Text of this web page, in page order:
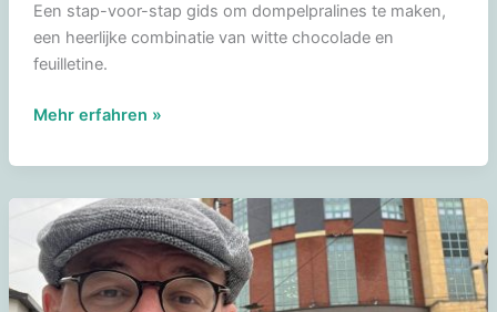
Een stap-voor-stap gids om dompelpralines te maken,
een heerlijke combinatie van witte chocolade en
feuilletine.
Dompelpralines
Kroka
Mehr erfahren »